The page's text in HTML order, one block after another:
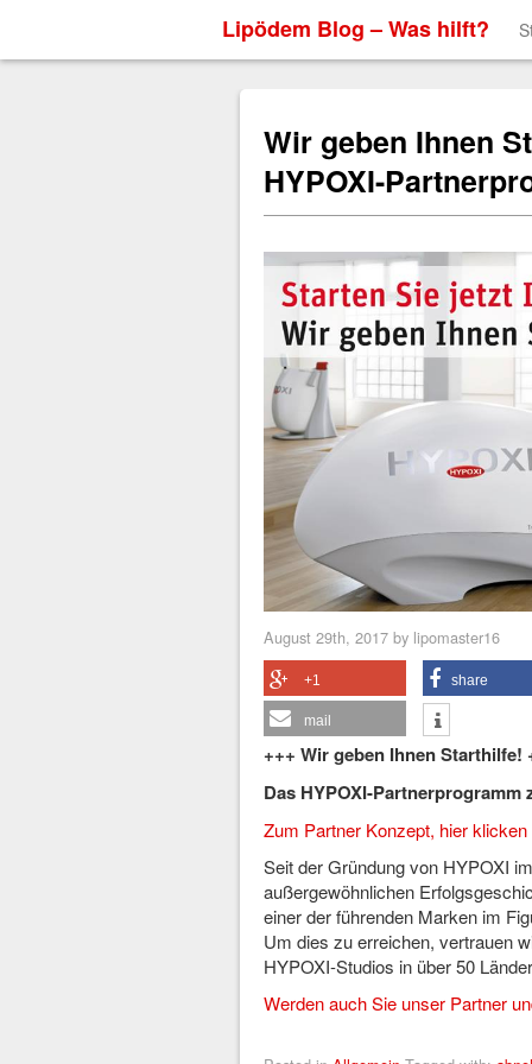
Lipödem Blog – Was hilft?
Wir geben Ihnen
HYPOXI-
August 29th, 2017 by lipomaster16
+1 share
mail
+++ Wir geben Ihnen Starthilfe!
Das HYPOXI-
Zum Partner Konzept, hier klicken
Seit der Gründung von HYPOXI
außergewöhnlichen
einer der führenden Marken im
Um dies zu erreichen, vertrauen
HYPOXI-Studios in über 50
Werden auch Sie unser Partner